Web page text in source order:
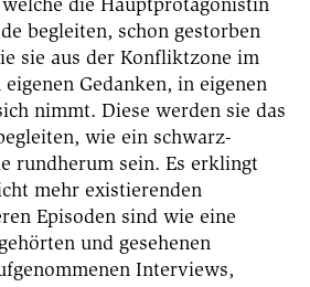
begleiten, schon gestorben
sie aus der Konfliktzone im
Gedanken, in eigenen
nimmt. Diese werden sie das
wie ein schwarz-
rundherum sein. Es erklingt
mehr existierenden
Episoden sind wie eine
und gesehenen
Interviews,